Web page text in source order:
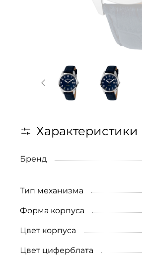
Характеристики
Бренд
Тип механизма
Форма корпуса
Цвет корпуса
Цвет циферблата